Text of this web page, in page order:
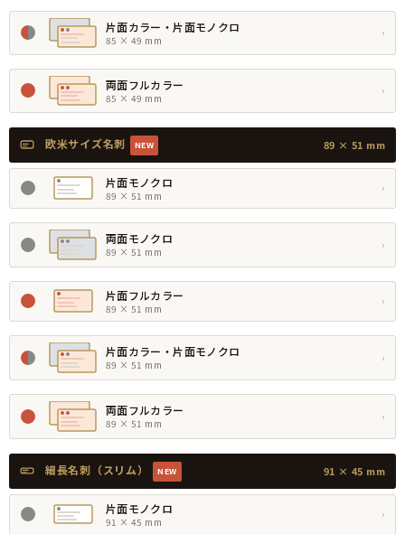
片面カラー・片面モノクロ
85 × 49 mm
›
両面フルカラー
85 × 49 mm
›
欧米サイズ名刺 NEW 89 × 51 mm
片面モノクロ
89 × 51 mm
›
両面モノクロ
89 × 51 mm
›
片面フルカラー
89 × 51 mm
›
片面カラー・片面モノクロ
89 × 51 mm
›
両面フルカラー
89 × 51 mm
›
細長名刺（スリム） NEW 91 × 45 mm
片面モノクロ
91 × 45 mm
›